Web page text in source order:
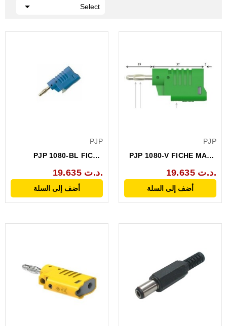
Select

PJP
PJP 1080-BL FICHE
4MM...19.635 د.ت.
أضف إلى السلة
PJP
PJP 1080-V FICHE MALE
19.635 د.ت.
أضف إلى السلة